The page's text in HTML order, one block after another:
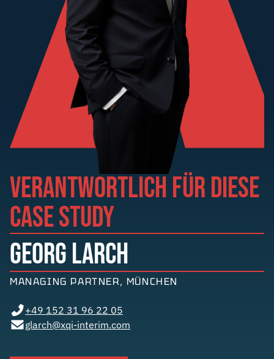
VERANTWORTLICH FÜR DIESE
CASE STUDY
GEORG LARCH
MANAGING PARTNER, MÜNCHEN
+49 152 31 96 22 05
glarch@xqi-interim.com